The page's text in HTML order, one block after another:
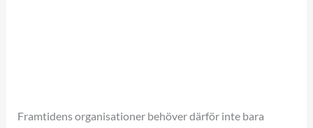
Framtidens organisationer behöver därför inte bara